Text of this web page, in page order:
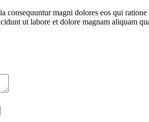
consequuntur magni dolores eos qui
ut labore et dolore magnam aliquam